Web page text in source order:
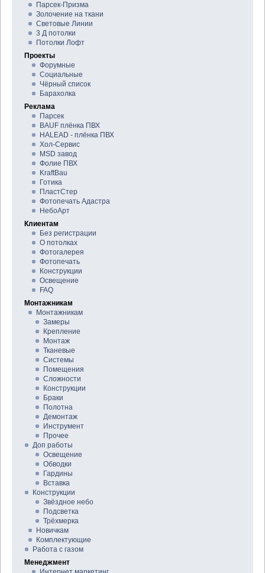
Парсек-Призма
Золочение на ткани
Световые Линии
3 Д потолки
Потолки Лофт
Проекты
Форумные
Социальные
Чёрный список
Барахолка
Реклама
Парсек
BAUF плёнка ПВХ
HALEAD - плёнка ПВХ
Хол-Сервис
MSD завод
Фолие ПВХ
KraftBau
Готика
ПластСтер
Фотопечать Адастра
НебоАрт
Клиентам
Без регистрации
О потолках
Фотогалерея
Фотопечать
Конструкции
Освещение
FAQ
Монтажникам
Монтажникам
Замеры
Крепление
Монтаж
Тканевые
Системы
Помещения
Сложности
Конструкции
Браки
Полотна
Демонтаж
Инструмент
Прочее
Доп работы
Освещение
Обводки
Гардины
Вставка
Конструкции
Звёздное небо
Подсветка
Трёхмерка
Новичкам
Комплектующие
Работа с газом
Менеджмент